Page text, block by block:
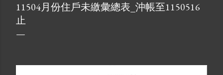
11504月份住戶未繳彙總表_沖帳至1150516
止